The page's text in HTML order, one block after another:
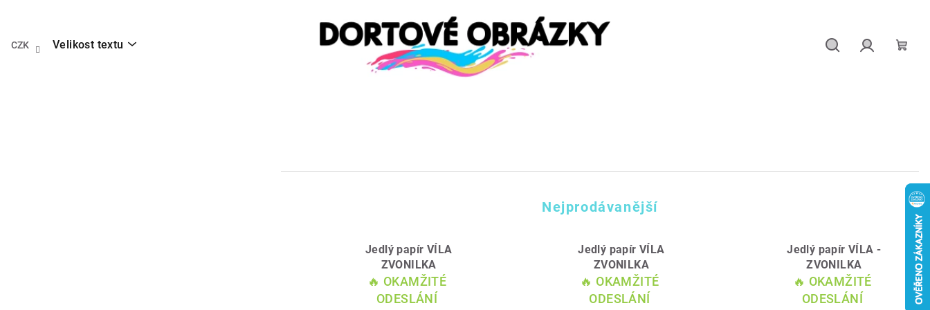
obsah
CZK Velikost textu
Nejprodávanější
Jedlý papír VÍLA
ZVONILKA
🔥 OKAMŽITÉ
ODESLÁNÍ
Jedlý papír VÍLA
ZVONILKA
🔥 OKAMŽITÉ
ODESLÁNÍ
Jedlý papír VÍLA -
ZVONILKA
🔥 OKAMŽITÉ
ODESLÁNÍ